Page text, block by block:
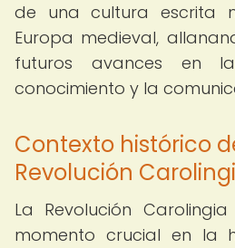
de una cultura escrita
Europa medieval,
futuros avances en
conocimiento y la
Contexto histórico
Revolución
La Revolución
momento crucial en la